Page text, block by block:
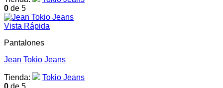
0 de 5
Vista Rápida
Pantalones
Jean Tokio Jeans
Tienda:
Tokio Jeans
0 de 5